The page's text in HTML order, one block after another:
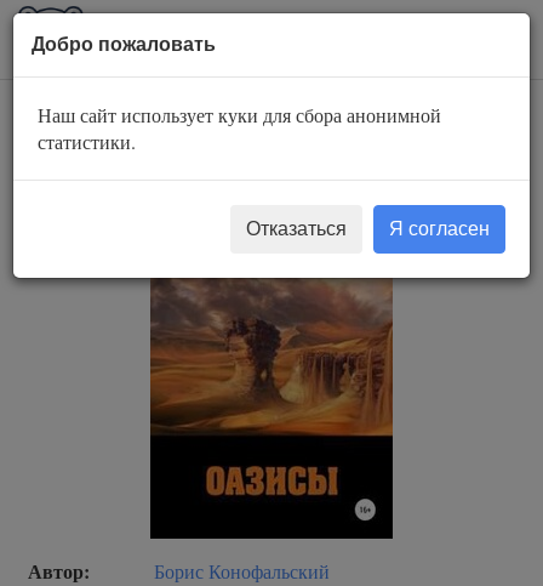
AuBook.org
Оазисы
Автор: Борис Конофальский
Добро пожаловать
Наш сайт использует куки для сбора анонимной
статистики.
Отказаться Я согласен